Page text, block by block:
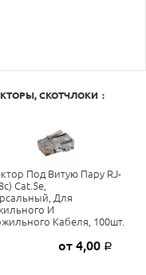
СКОТЧЛОКИ :
Под Витую Пару RJ-
Cat.5е,
Для
И
Кабеля, 100шт.
от 4,00 Р